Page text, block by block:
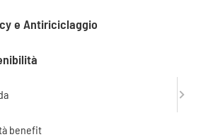
24.08.2020
Competenze:
può
l’utilizzo degli
sociali
e Antiriciclaggio
benefit